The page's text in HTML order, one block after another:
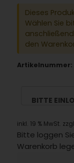
Dieses
Wählen Sie
den
Artikelnummer:
BITTE
inkl. 19 % MwSt.
Bitte loggen
Warenkorb